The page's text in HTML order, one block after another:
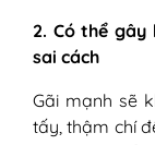
2. Có thể gây
sai cách
Gãi mạnh sẽ
tấy, thậm chí